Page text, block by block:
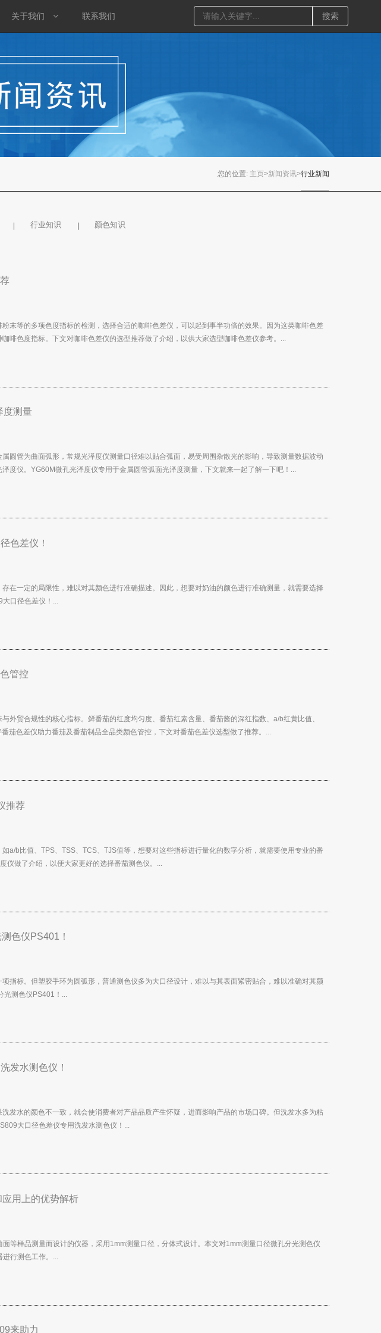
搜索
关于我们 联系我们
您的位置: 主页>新闻资讯>行业新闻
行业知识 颜色知识
末等的多项色度指标的检测，选择合适的咖啡色差仪，可以起到事半功倍的效果。因为这类咖啡色差
啡色度指标。下文对咖啡色差仪的选型推荐做了介绍，以供大家选型咖啡色差仪参考。...
度测量
圆管为曲面弧形，常规光泽度仪测量口径难以贴合弧面，易受周围杂散光的影响，导致测量数据波动
度仪。YG60M微孔光泽度仪专用于金属圆管弧面光泽度测量，下文就来一起了解一下吧！...
色差仪！
在一定的局限性，难以对其颜色进行准确描述。因此，想要对奶油的颜色进行准确测量，就需要选择
口径色差仪！...
管控
外贸合规性的核心指标。鲜番茄的红度均匀度、番茄红素含量、番茄酱的深红指数、a/b红黄比值、
茄色差仪助力番茄及番茄制品全品类颜色管控，下文对番茄色差仪选型做了推荐。...
推荐
a/b比值、TPS、TSS、TCS、TJS值等，想要对这些指标进行量化的数字分析，就需要使用专业的番
做了介绍，以便大家更好的选择番茄测色仪。...
色仪PS401！
指标。但塑胶手环为圆弧形，普通测色仪多为大口径设计，难以与其表面紧密贴合，难以准确对其颜
光测色仪PS401！...
发水测色仪！
发水的颜色不一致，就会使消费者对产品品质产生怀疑，进而影响产品的市场口碑。但洗发水多为粘
大口径色差仪专用洗发水测色仪！...
用上的优势解析
等样品测量而设计的仪器，采用1mm测量口径，分体式设计。本文对1mm测量口径微孔分光测色仪
行测色工作。...
来助力